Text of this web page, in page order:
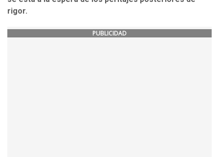
rigor.
PUBLICIDAD